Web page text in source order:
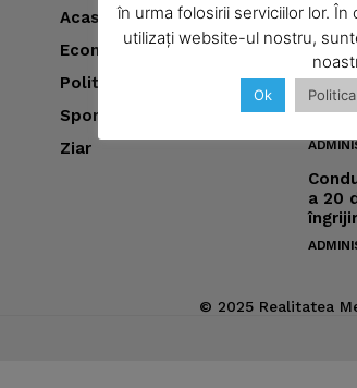
SUBSCRIBE NOW
Acasă
Economic
Politica
Sport
Ziar
sub
a 20
© 2025 Realitatea
în urma folosirii serviciilor lor.
utilizați website-ul nostru,
Ok